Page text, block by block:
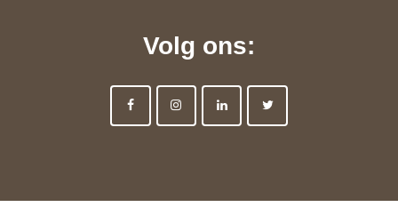
Volg ons: